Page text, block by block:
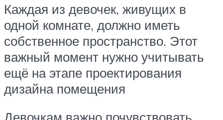
Каждая из девочек, живущих в
одной комнате, должно иметь
собственное пространство. Этот
важный момент нужно учитывать
ещё на этапе проектирования
дизайна помещения